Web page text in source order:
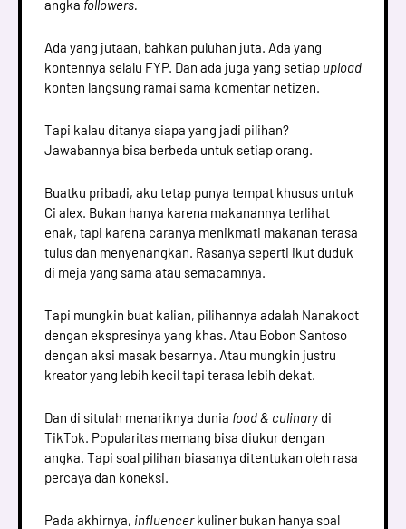
angka followers.
Ada yang jutaan, bahkan puluhan juta. Ada yang
kontennya selalu FYP. Dan ada juga yang setiap upload
konten langsung ramai sama komentar netizen.
Tapi kalau ditanya siapa yang jadi pilihan?
Jawabannya bisa berbeda untuk setiap orang.
Buatku pribadi, aku tetap punya tempat khusus untuk
Ci alex. Bukan hanya karena makanannya terlihat
enak, tapi karena caranya menikmati makanan terasa
tulus dan menyenangkan. Rasanya seperti ikut duduk
di meja yang sama atau semacamnya.
Tapi mungkin buat kalian, pilihannya adalah Nanakoot
dengan ekspresinya yang khas. Atau Bobon Santoso
dengan aksi masak besarnya. Atau mungkin justru
kreator yang lebih kecil tapi terasa lebih dekat.
Dan di situlah menariknya dunia food & culinary di
TikTok. Popularitas memang bisa diukur dengan
angka. Tapi soal pilihan biasanya ditentukan oleh rasa
percaya dan koneksi.
Pada akhirnya, influencerkuliner bukan hanya soal